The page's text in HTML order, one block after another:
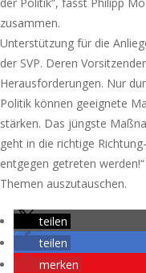
zusammen.
Unterstützung für die
der SVP. Deren
Herausforderungen. Nur
Politik können geeignete
stärken. Das jüngste
geht in die richtige
entgegen getreten
Themen auszutauschen.
teilen
teilen
merken